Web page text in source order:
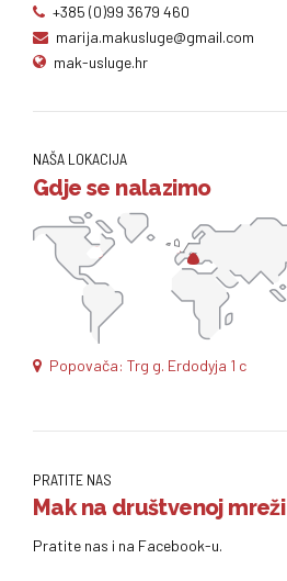
+385 (0)99 3679 460
marija.makusluge@gmail.com
mak-usluge.hr
NAŠA LOKACIJA
Gdje se nalazimo
Popovača: Trg g. Erdodyja 1 c
PRATITE NAS
Mak na društvenoj mreži
Pratite nas i na Facebook-u.